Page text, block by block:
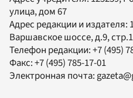
улица, дом 67
Адрес редакции и издателя:
Варшавское шоссе, д.9, стр.1
Телефон редакции:+7 (495)
Факс:+7 (495) 785-17-01
Электронная почта: